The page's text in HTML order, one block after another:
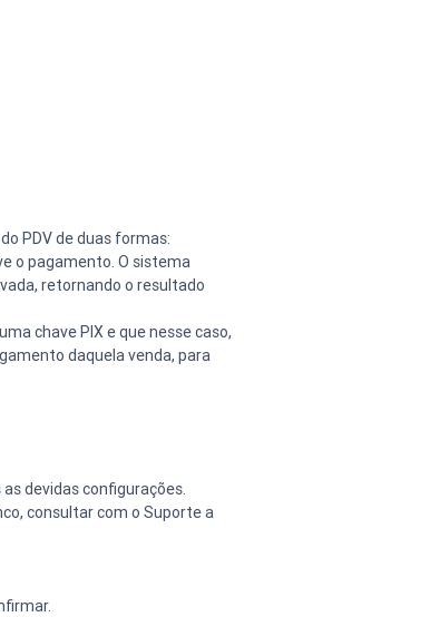
PDV de duas formas:
o pagamento. O sistema
retornando o resultado
chave PIX e que nesse caso,
daquela venda, para
devidas configurações.
consultar com o Suporte a